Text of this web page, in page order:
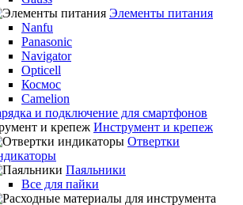
Элементы питания
Nanfu
Panasonic
Navigator
Opticell
Космос
Camelion
и подключение для смартфонов
Инструмент и крепеж
Отвертки
Паяльники
Все для пайки